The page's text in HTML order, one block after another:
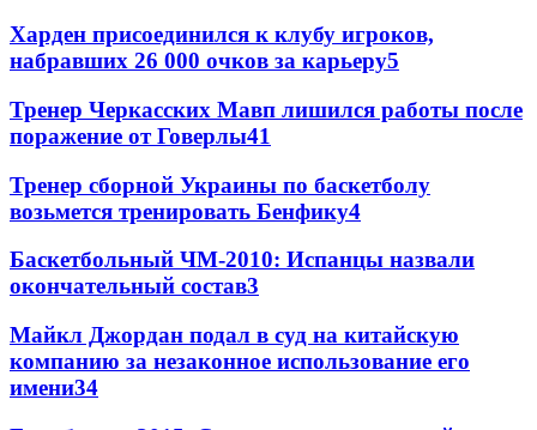
Харден присоединился к клубу игроков,
набравших 26 000 очков за карьеру5
Тренер Черкасских Мавп лишился работы после
поражение от Говерлы41
Тренер сборной Украины по баскетболу
возьмется тренировать Бенфику4
Баскетбольный ЧМ-2010: Испанцы назвали
окончательный состав3
Майкл Джордан подал в суд на китайскую
компанию за незаконное использование его
имени34